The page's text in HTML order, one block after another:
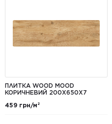
ПЛИТКА WOOD MOOD
КОРИЧНЕВИЙ 200X650X7
459 грн/м²